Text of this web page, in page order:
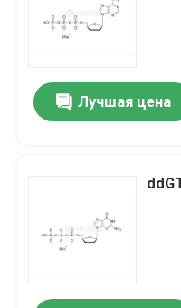
Лучшая цена